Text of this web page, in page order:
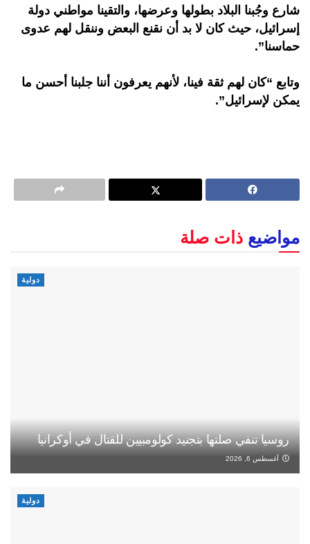
شارع وجُبنا البلاد بطولها وعرضها، والتقينا مواطني دولة
إسرائيل، حيث كان لا بد أن نقنع البعض وننقل لهم عدوى
حماسنا”.
وتابع “كان لهم ثقة فينا، لأنهم يعرفون أننا جلبنا أحسن ما
يمكن لإسرائيل”.
مواضيع ذات صلة
دولية
روسيا تنفي صلتها بتجنيد كولومبيين للقتال في أوكرانيا
أغسطس 6, 2026
دولية